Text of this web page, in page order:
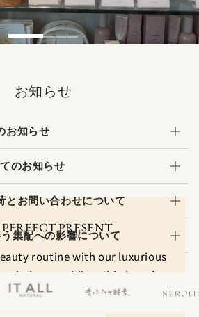
PRESENT
routine with our luxurious
a cuddly teddy bear for
Limited availability.
お知らせ
お知らせ
のお知らせ
とお問い合わせについて
集配への影響について